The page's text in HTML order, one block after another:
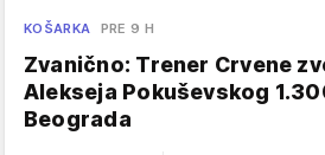
KOŠARKA PRE 9 H
Zvanično: Trener Crvene
Alekseja Pokuševskog
Beograda